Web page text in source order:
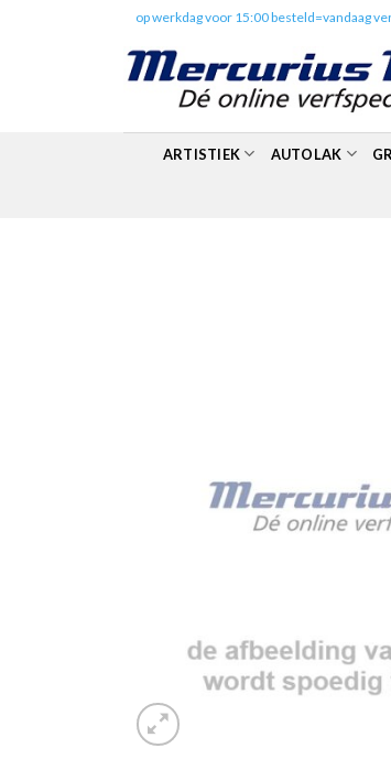
op werkdag voor 15:00 besteld=vandaag
ARTISTIEK AUTOLAK